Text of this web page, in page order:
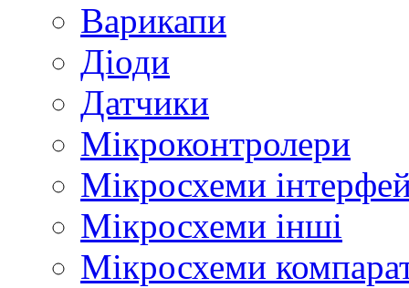
Варикапи
Діоди
Датчики
Мікроконтролери
Мікросхеми
Мікросхеми інші
Мікросхеми